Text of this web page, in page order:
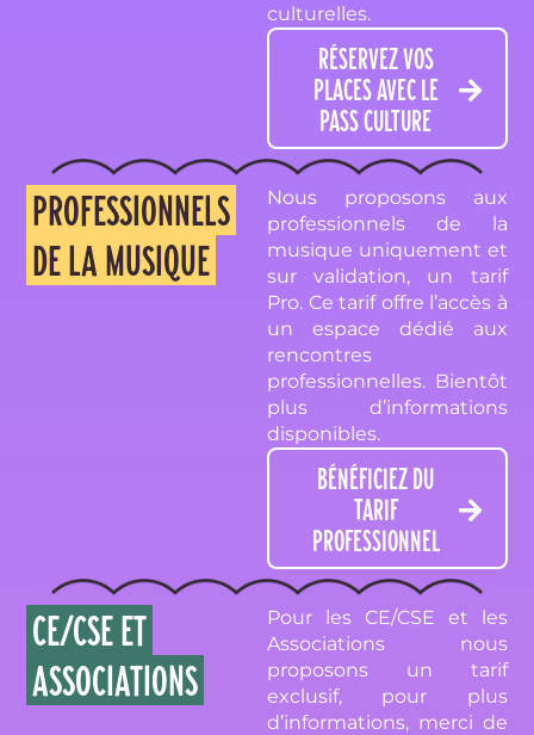
culturelles.
RÉSERVEZ VOS
PLACES AVEC LE
PASS CULTURE
PROFESSIONNELS
DE LA MUSIQUE
Nous proposons aux
professionnels de la
musique uniquement et
sur validation, un tarif
Pro. Ce tarif offre l’accès à
un espace dédié aux
rencontres
professionnelles. Bientôt
plus d’informations
disponibles.
BÉNÉFICIEZ DU
TARIF
PROFESSIONNEL
CE/CSE ET
ASSOCIATIONS
Pour les CE/CSE et les
Associations nous
proposons un tarif
exclusif, pour plus
d’informations, merci de